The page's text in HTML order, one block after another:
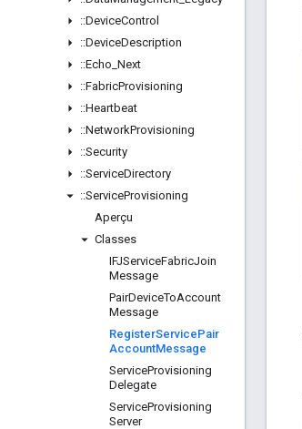
::DeviceControl
::DeviceDescription
::Echo Next
::FabricProvisioning
::Heartbeat
::NetworkProvisioning
::Security
::ServiceDirectory
::ServiceProvisioning
Aperçu
Classes
IFJServiceFabricJoin
Message
PairDeviceToAccount
Message
RegisterServicePair
AccountMessage
ServiceProvisioning
Delegate
ServiceProvisioning
Server